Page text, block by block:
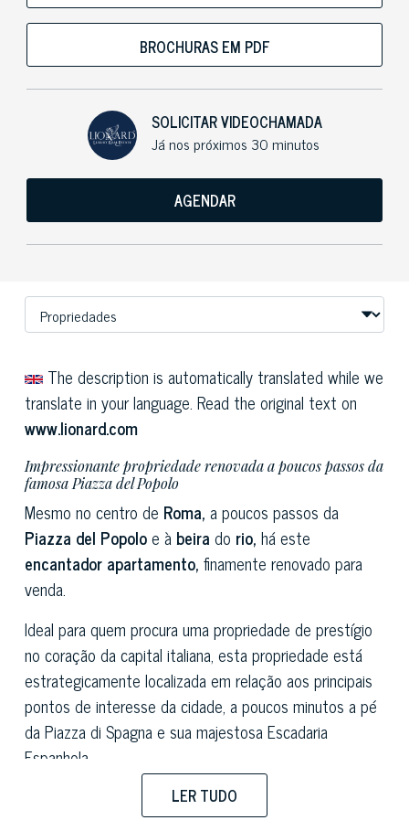
BROCHURAS EM PDF
SOLICITAR VIDEOCHAMADA
Já nos próximos 30 minutos
AGENDAR
The description is automatically translated while we
translate in your language. Read the original text on
www.lionard.com
Impressionante propriedade renovada a poucos passos da
famosa Piazza del Popolo
Mesmo no centro de Roma, a poucos passos da
Piazza del Popoloe àbeira do rio, há este
encantador apartamento, finamente renovado para
venda.
Ideal para quem procura uma propriedade de prestígio
no coração da capital italiana, esta propriedade está
estrategicamente localizada em relação aos principais
pontos de interesse da cidade, a poucos minutos a pé
da Piazza di Spagna e sua majestosa Escadaria
Espanhola.
Desenvolvido em um único andar, no segundo nível de
um elegante edifício de época com elevador, este
LER TUDO